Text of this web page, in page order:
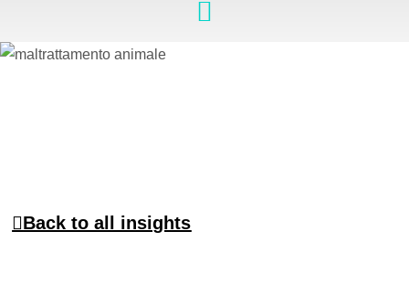
Back to all insights